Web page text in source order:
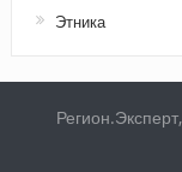
Этника